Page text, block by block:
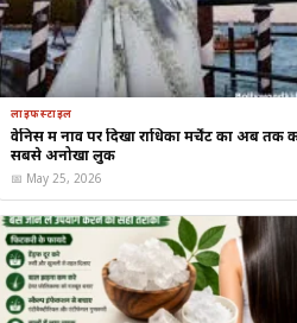
में पाया जाता है।
लाइफस्टाइल
वेनिस में नाव पर दिखा राधिका मर्चेंट का अब तक
सबसे अनोखा लुक
📅 May 25, 2026